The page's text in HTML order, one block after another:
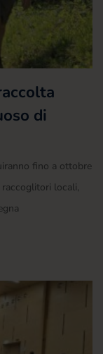
di
fino a ottobre
locali,